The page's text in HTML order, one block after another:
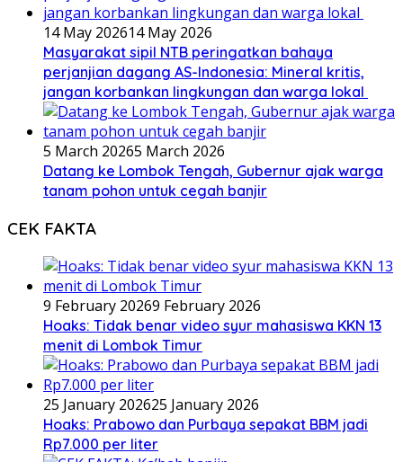
14 May 202614 May 2026
Masyarakat sipil NTB peringatkan bahaya
perjanjian dagang AS-Indonesia: Mineral kritis,
jangan korbankan lingkungan dan warga lokal
5 March 20265 March 2026
Datang ke Lombok Tengah, Gubernur ajak warga
tanam pohon untuk cegah banjir
CEK FAKTA
9 February 20269 February 2026
Hoaks: Tidak benar video syur mahasiswa KKN 13
menit di Lombok Timur
25 January 202625 January 2026
Hoaks: Prabowo dan Purbaya sepakat BBM jadi
Rp7.000 per liter